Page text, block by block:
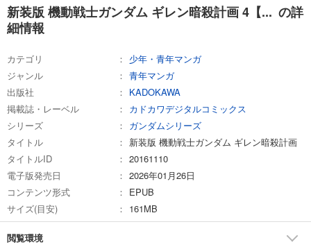
新装版 機動戦士ガンダム ギレン暗殺計画 4【... の詳
細情報
カテゴリ
少年・青年マンガ
ジャンル
青年マンガ
出版社
KADOKAWA
掲載誌・レーベル
カドカワデジタルコミックス
シリーズ
ガンダムシリーズ
タイトル
新装版 機動戦士ガンダム ギレン暗殺計画
タイトルID
20161110
電子版発売日
2026年01月26日
コンテンツ形式
EPUB
サイズ(目安)
161MB
閲覧環境